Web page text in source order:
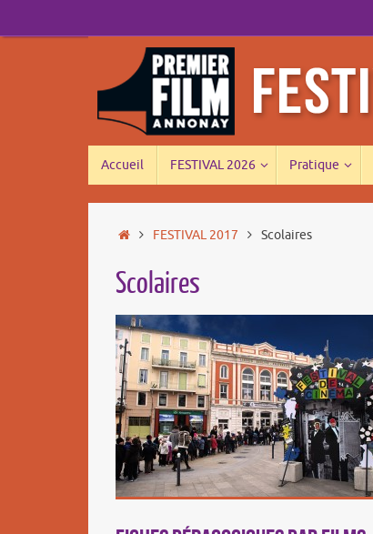
au
Accueil FESTIVAL 2026 Pratique
Accueil
FESTIVAL 2017 Scolaires
Scolaires